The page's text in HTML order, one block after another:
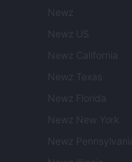
Newz
Newz US
Newz California
Newz Texas
Newz Florida
Newz New York
Newz Pennsylvania